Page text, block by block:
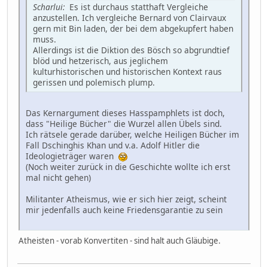
Scharlui: Es ist durchaus statthaft Vergleiche
anzustellen. Ich vergleiche Bernard von Clairvaux
gern mit Bin laden, der bei dem abgekupfert haben
muss.
Allerdings ist die Diktion des Bösch so abgrundtief
blöd und hetzerisch, aus jeglichem
kulturhistorischen und historischen Kontext raus
gerissen und polemisch plump.
Das Kernargument dieses Hasspamphlets ist doch,
dass "Heilige Bücher" die Wurzel allen Übels sind.
Ich rätsele gerade darüber, welche Heiligen Bücher im
Fall Dschinghis Khan und v.a. Adolf Hitler die
Ideologieträger waren
(Noch weiter zurück in die Geschichte wollte ich erst
mal nicht gehen)
Militanter Atheismus, wie er sich hier zeigt, scheint
mir jedenfalls auch keine Friedensgarantie zu sein
Atheisten - vorab Konvertiten - sind halt auch Gläubige.